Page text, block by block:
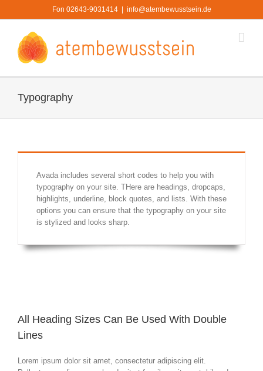
Inhalt
Fon 02643-9031414 info@atembewusstsein.de
Typography
Avada includes several short codes to help you with
typography on your site. THere are headings, dropcaps,
highlights, underline, block quotes, and lists. With these
options you can ensure that the typography on your site
is stylized and looks sharp.
All Heading Sizes Can Be Used With Double
Lines
Lorem ipsum dolor sit amet, consectetur adipiscing elit.